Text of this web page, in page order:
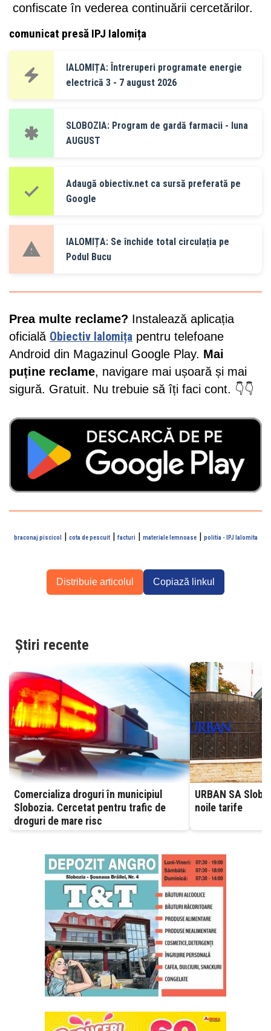
confiscate în vederea continuării cercetărilor.
comunicat presă IPJ Ialomița
IALOMIȚA: Întreruperi programate energie
electrică 3 - 7 august 2026
SLOBOZIA: Program de gardă farmacii - luna
AUGUST
Adaugă obiectiv.net ca sursă preferată pe
Google
IALOMIȚA: Se închide total circulația pe
Podul Bucu
Prea multe reclame? Instalează aplicația
oficială Obiectiv Ialomița pentru telefoane
Android din Magazinul Google Play. Mai
puține reclame, navigare mai ușoară și mai
sigură. Gratuit. Nu trebuie să îți faci cont. 👇👇
braconaj piscicol | cota de pescuit| facturi | materiale lemnoase| politia - IPJ Ialomita
Distribuie articolul Copiază linkul
Știri recente
Comercializa droguri în municipiul
Slobozia. Cercetat pentru trafic de
droguri de mare risc
URBAN SA
noile tarife